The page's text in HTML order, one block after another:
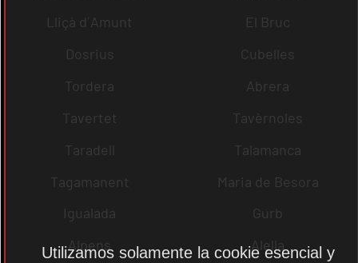
Lliçà d´Amunt
El Bruc
Dosrius
Cubelles
Tordera
Abrera
Tavertet
Tavèrnoles
Taradell
Talamanca
Tagamanent
Maria de Besora
Igualada
Gurb
Alpens
Alella
Utilizamos solamente la cookie esencial y